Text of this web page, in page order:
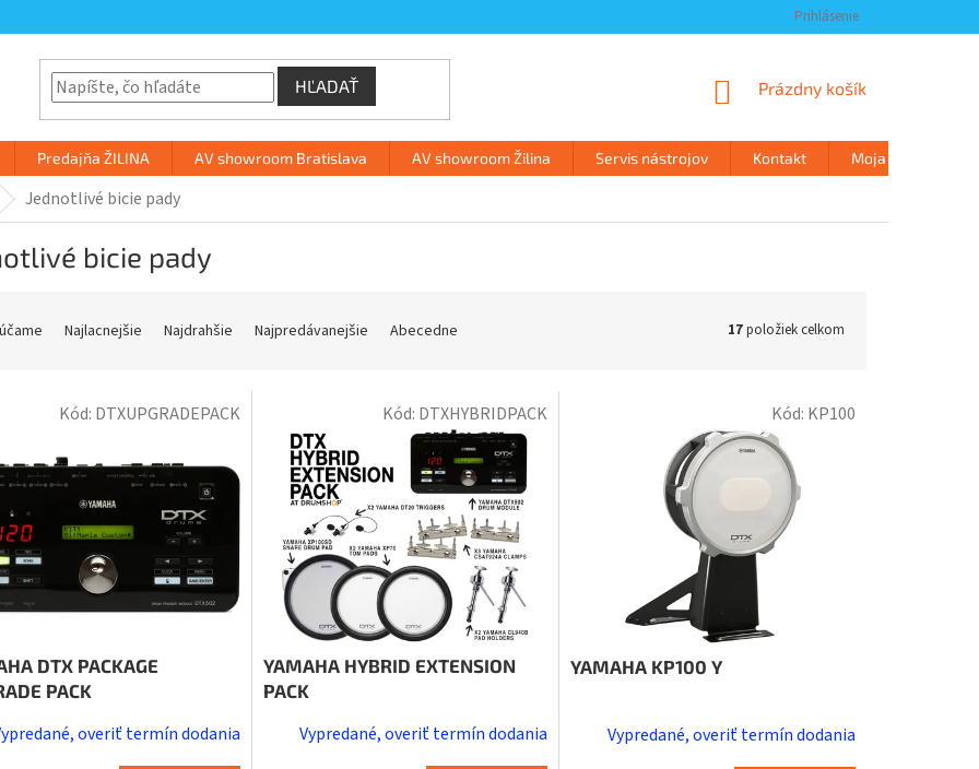
Prihlásenie
HĽADAŤ
NÁKUPNÝ
Prázdny košík
Predajňa ŽILINA AV showroom Bratislava AV showroom Žilina Servis nástrojov Kontakt Moja objednávka
Jednotlivé bicie pady
bicie pady
Najlacnejšie Najdrahšie Najpredávanejšie Abecedne 17položiek celkom
DTX PACKAGE
PACK
overiť termín dodania
Kód: DTXUPGRADEPACK
YAMAHA HYBRID EXTENSION
PACK
Vypredané, overiť termín dodania
Kód: DTXHYBRIDPACK
YAMAHA KP100 Y
Vypredané, overiť termín dodania
Kód: KP100